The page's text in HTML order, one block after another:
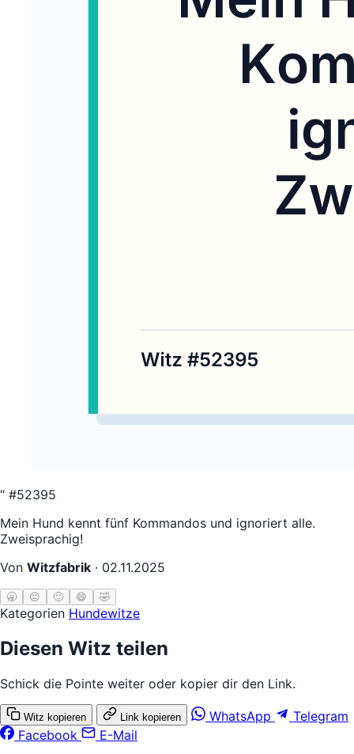
“ #52395
Mein Hund kennt fünf Kommandos und ignoriert alle.
Zweisprachig!
Von Witzfabrik · 02.11.2025
🥱 😐 🙂 😄 🤣
Kategorien Hundewitze
Diesen Witz teilen
Schick die Pointe weiter oder kopier dir den Link.
Witz kopieren Link kopieren WhatsApp
Telegram
Facebook
E-Mail